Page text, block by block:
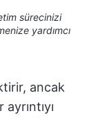
sürecinizi
yardımcı
ancak
ayrıntıyı